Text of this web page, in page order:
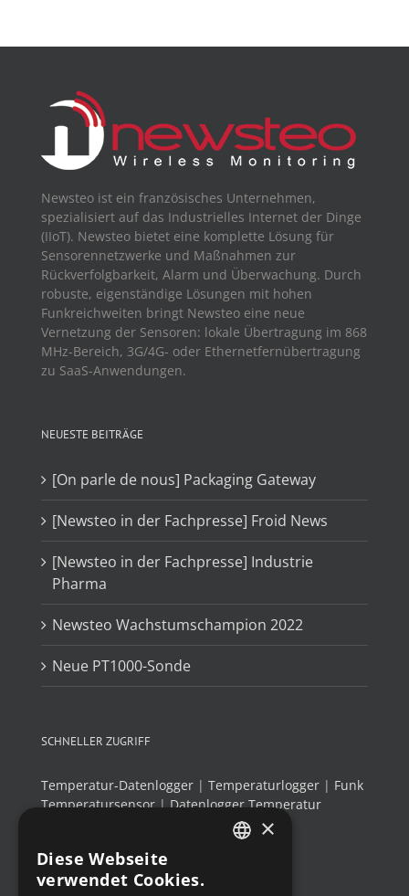
Newsteo ist ein französisches Unternehmen,
spezialisiert auf das Industrielles Internet der Dinge
(IIoT). Newsteo bietet eine komplette Lösung für
Sensorennetzwerke und Maßnahmen zur
Rückverfolgbarkeit, Alarm und Überwachung. Durch
robuste, eigenständige Lösungen mit hohen
Funkreichweiten bringt Newsteo eine neue
Vernetzung der Sensoren: lokale Übertragung im 868
MHz-Bereich, 3G/4G- oder Ethernetfernübertragung
zu SaaS-Anwendungen.
NEUESTE BEITRÄGE
[On parle de nous] Packaging Gateway
[Newsteo in der Fachpresse] Froid News
[Newsteo in der Fachpresse] Industrie
Pharma
Newsteo Wachstumschampion 2022
Neue PT1000-Sonde
SCHNELLER ZUGRIFF
Temperatur-Datenlogger | Temperaturlogger | Funk
Temperatursensor|Datenlogger Temperatur
Thermo-Hygrometer
NEUESTE TWEETS
×
Diese Webseite
verwendet Cookies.